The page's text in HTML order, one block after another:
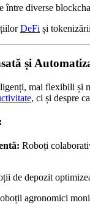
între diverse
DeFi și
și
mai flexibili și
, ci și despre
Roboți
de depozit
agronomici